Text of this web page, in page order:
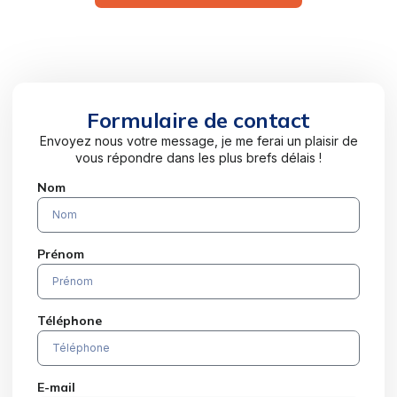
Formulaire de contact
Envoyez nous votre message, je me ferai un plaisir de
vous répondre dans les plus brefs délais !
Nom
Prénom
Téléphone
E-mail